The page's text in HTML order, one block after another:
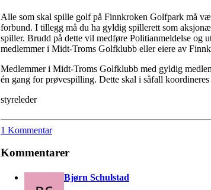
Alle som skal spille golf på Finnkroken Golfpark må
forbund. I tillegg må du ha gyldig spillerett som
spiller. Brudd på dette vil medføre Politianmeldelse og
medlemmer i Midt-Troms Golfklubb eller eiere av
Medlemmer i Midt-Troms Golfklubb med gyldig
én gang for prøvespilling. Dette skal i såfall
styreleder
1 Kommentar
Kommentarer
Bjørn Schulstad